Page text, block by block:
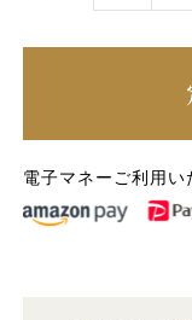
電子マネーご利用い